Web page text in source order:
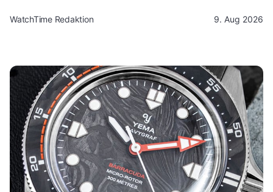
WatchTime Redaktion 9. Aug 2026